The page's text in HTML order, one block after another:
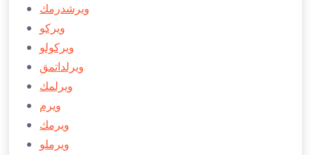
ویرشدرمك
ویركو
ویركولو
ویرلداتمق
ویرلمك
ویرم
ویرمك
ویرملو